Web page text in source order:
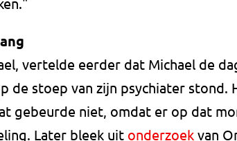
vertelde eerder dat Michael de
de stoep van zijn psychiater stond.
gebeurde niet, omdat er op dat
Later bleek uit onderzoek van